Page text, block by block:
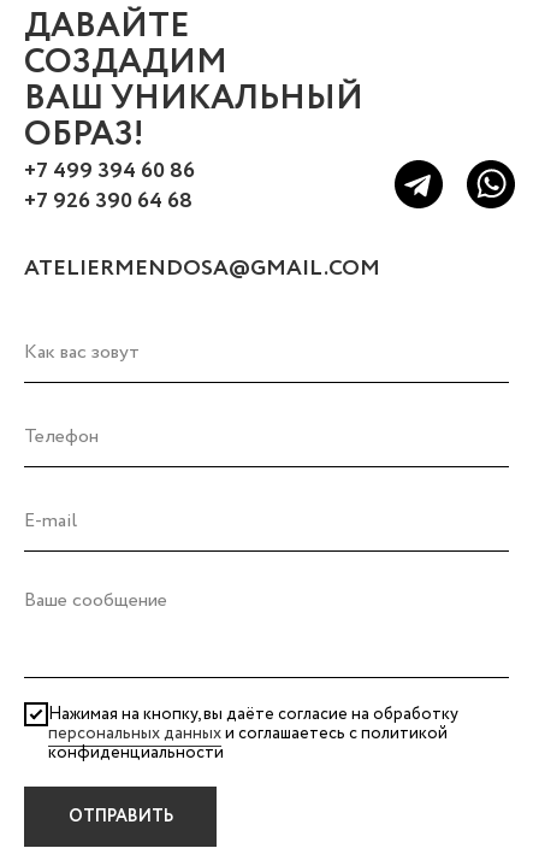
+7 499 394 60 86
+7 926 390 64 68
ДАВАЙТЕ
СОЗДАДИМ
ВАШ УНИКАЛЬНЫЙ
ОБРАЗ!
ATELIERMENDOSA@GMAIL.COM
Нажимая на кнопку, вы даёте согласие на обработку
персональных данныхи соглашаетесь c политикой
конфиденциальности
ОТПРАВИТЬ